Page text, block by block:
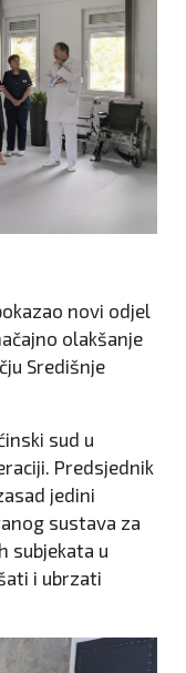
novi odjel
olakšanje
Središnje
sud u
Predsjednik
jedini
sustava za
subjekata u
i ubrzati